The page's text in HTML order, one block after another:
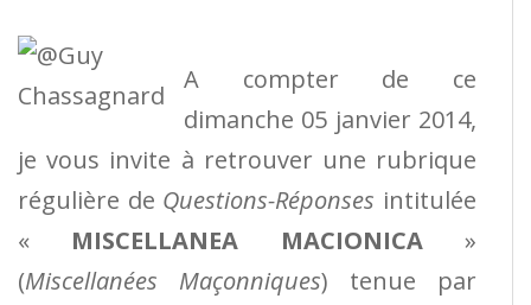
A compter de ce
dimanche 05 janvier 2014,
je vous invite à retrouver une rubrique
régulière de Questions-Réponses intitulée
« MISCELLANEA MACIONICA»
(Miscellanées Maçonniques) tenue par